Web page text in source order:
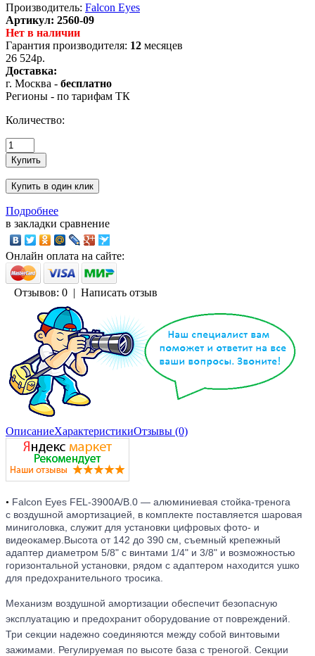
Производитель: Falcon Eyes
Артикул: 2560-09
Нет в наличии
Гарантия производителя: 12 месяцев
26 524р.
Доставка:
г. Москва - бесплатно
Регионы - по тарифам ТК
Количество:
Подробнее
в закладки сравнение
Онлайн оплата на сайте:
Отзывов: 0 | Написать отзыв
ОписаниеХарактеристикиОтзывы (0)
• Falcon Eyes FEL-3900A/B.0 — алюминиевая стойка-тренога
с воздушной амортизацией, в комплекте поставляется шаровая
миниголовка, служит для установки цифровых фото- и
видеокамер.Высота от 142 до 390 см, съемный крепежный
адаптер диаметром 5/8" с винтами 1/4" и 3/8" и возможностью
горизонтальной установки, рядом с адаптером находится ушко
для предохранительного тросика.
Механизм воздушной амортизации обеспечит безопасную
эксплуатацию и предохранит оборудование от повреждений.
Три секции надежно соединяются между собой винтовыми
зажимами. Регулируемая по высоте база с треногой. Секции